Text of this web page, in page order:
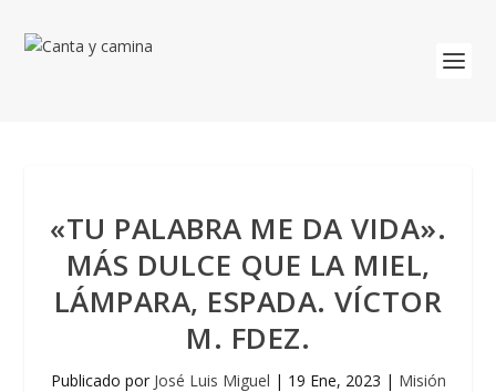
«TU PALABRA ME DA VIDA».
MÁS DULCE QUE LA MIEL,
LÁMPARA, ESPADA. VÍCTOR
M. FDEZ.
Publicado por José Luis Miguel | 19 Ene, 2023 | Misión